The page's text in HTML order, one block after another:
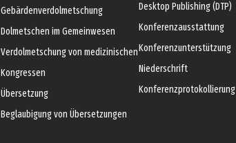
Gebärdenverdolmetschung
Dolmetschen im Gemeinwesen
Verdolmetschung von medizinischen
Kongressen
Übersetzung
Beglaubigung von Übersetzungen
Desktop Publishing (DTP)
Konferenzausstattung
Konferenzunterstützung
Niederschrift
Konferenzprotokollierung